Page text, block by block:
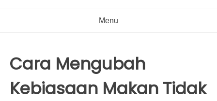
Menu
Cara Mengubah
Kebiasaan Makan Tidak